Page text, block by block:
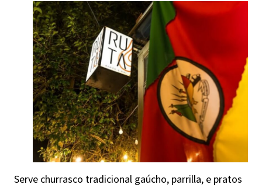
Serve churrasco tradicional gaúcho, parrilla, e pratos